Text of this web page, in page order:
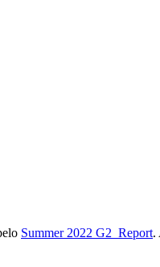
Summer 2022 G2 Report.